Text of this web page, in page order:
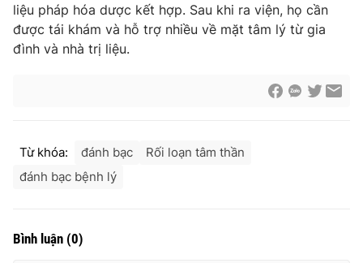
liệu pháp hóa dược kết hợp. Sau khi ra viện, họ cần
được tái khám và hỗ trợ nhiều về mặt tâm lý từ gia
đình và nhà trị liệu.
Từ khóa: đánh bạc
Rối loạn tâm thần
đánh bạc bệnh lý
Bình luận (0)